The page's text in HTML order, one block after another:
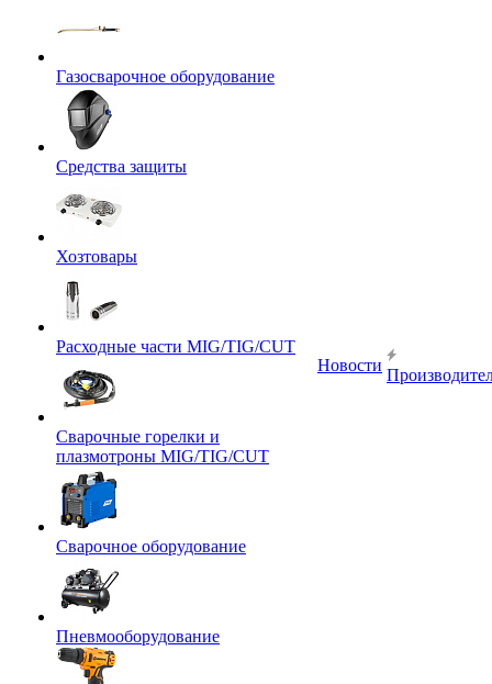
Газосварочное оборудование
Средства защиты
Хозтовары
Расходные части MIG/TIG/CUT
Сварочные горелки и
плазмотроны MIG/TIG/CUT
Сварочное оборудование
Пневмооборудование
Новости